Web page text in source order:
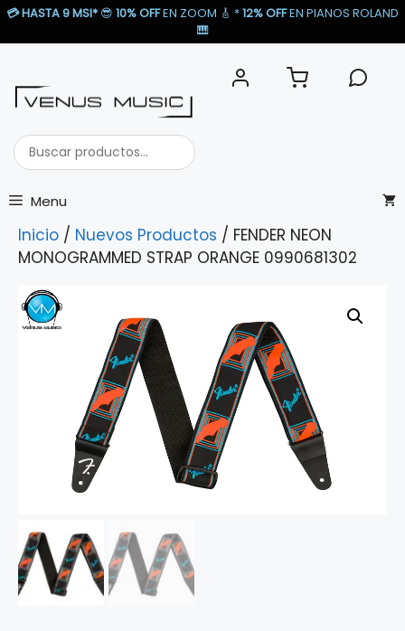
Saltar
💳HASTA 9 MSI* 😎 10% OFFEN ZOOM 🎸​ *12% OFFEN PIANOS ROLAND
🎹​
Buscar
productos...
Menu
Inicio / Nuevos Productos / FENDER NEON
MONOGRAMMED STRAP ORANGE 0990681302